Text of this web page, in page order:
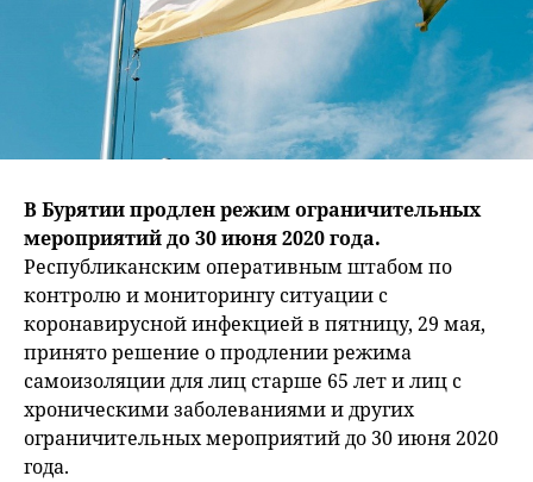
В Бурятии продлен режим ограничительных
мероприятий до 30 июня 2020 года.
Республиканским оперативным штабом по
контролю и мониторингу ситуации с
коронавирусной инфекцией в пятницу, 29 мая,
принято решение о продлении режима
самоизоляции для лиц старше 65 лет и лиц с
хроническими заболеваниями и других
ограничительных мероприятий до 30 июня 2020
года.